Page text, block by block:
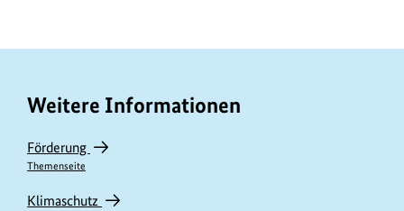
der
ergreifen
könnte.
Weitere Informationen
Förderung
Themenseite
Klimaschutz